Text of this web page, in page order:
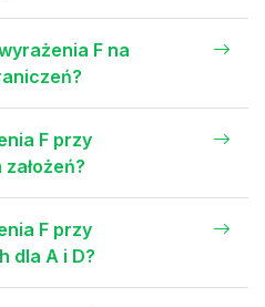
F na
F przy
F przy
dla A i D?